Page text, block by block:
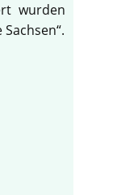
wurden